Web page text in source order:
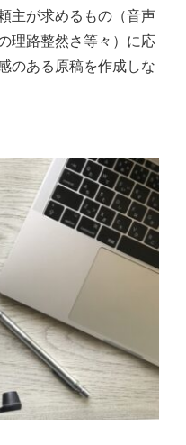
主が求めるもの（音声
理路整然さ等々）に応
のある原稿を作成しな